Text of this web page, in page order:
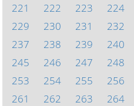
221
222 223 224
229
230 231 232
237
238 239 240
245
246 247 248
253
254 255 256
261
262 263 264